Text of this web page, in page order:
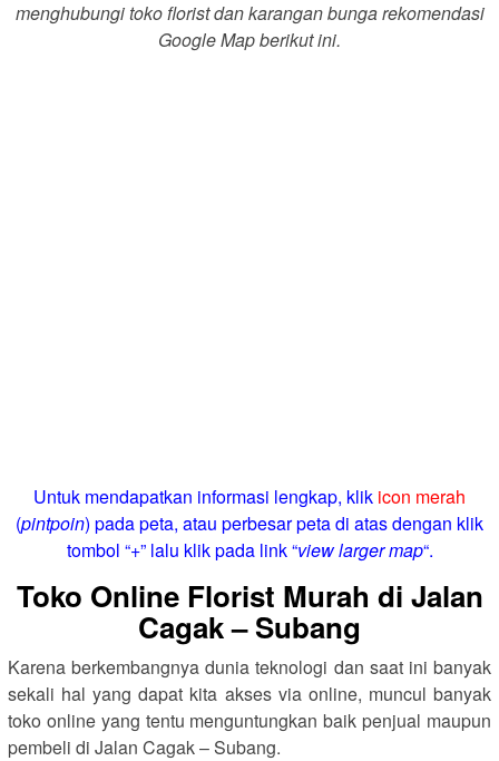
menghubungi toko florist dan karangan bunga rekomendasi
Google Map berikut ini.
Untuk mendapatkan informasi lengkap, klik icon merah
(pintpoin) pada peta, atau perbesar peta di atas dengan klik
tombol “+” lalu klik pada link “view larger map“.
Toko Online Florist Murah di Jalan
Cagak – Subang
Karena berkembangnya dunia teknologi dan saat ini banyak
sekali hal yang dapat kita akses via online, muncul banyak
toko online yang tentu menguntungkan baik penjual maupun
pembeli di Jalan Cagak – Subang.